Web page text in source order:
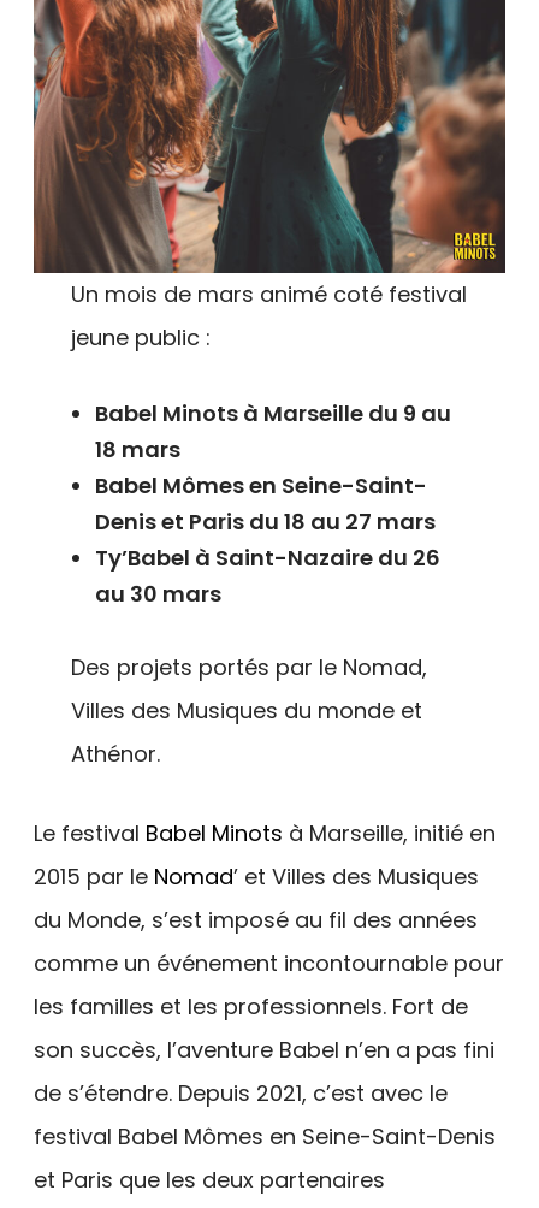
Un mois de mars animé coté festival
jeune public :
Babel Minots à Marseille du 9 au
18 mars
Babel Mômes en Seine-Saint-
Denis et Paris du 18 au 27 mars
Ty’Babel à Saint-Nazaire du 26
au 30 mars
Des projets portés par le Nomad,
Villes des Musiques du monde et
Athénor.
Le festival Babel Minots à Marseille, initié en
2015 par le Nomad’ et Villes des Musiques
du Monde, s’est imposé au fil des années
comme un événement incontournable pour
les familles et les professionnels. Fort de
son succès, l’aventure Babel n’en a pas fini
de s’étendre. Depuis 2021, c’est avec le
festival Babel Mômes en Seine-Saint-Denis
et Paris que les deux partenaires